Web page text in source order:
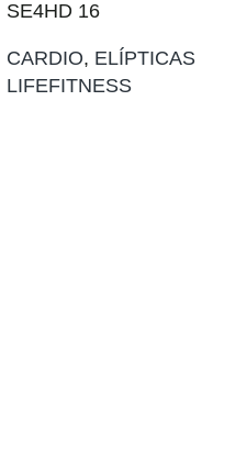
SE4HD 16
CARDIO, ELÍPTICAS
LIFEFITNESS